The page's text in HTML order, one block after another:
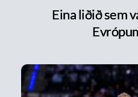
Eina liðið sem